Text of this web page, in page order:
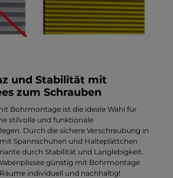
und Stabilität mit
zum Schrauben
Bohrmontage ist die ideale Wahl für
stilvolle und funktionale
Durch die sichere Verschraubung in
Spannschuhen und Halteplättchen
durch Stabilität und Langlebigkeit.
günstig mit Bohrmontage
individuell und nachhaltig!